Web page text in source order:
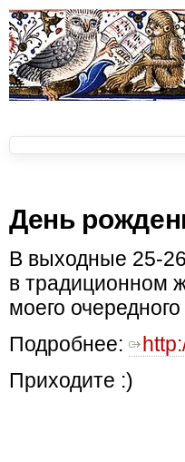
День
В выходные 25-
в традиционном
моего
Подробнее:
Приходите :)